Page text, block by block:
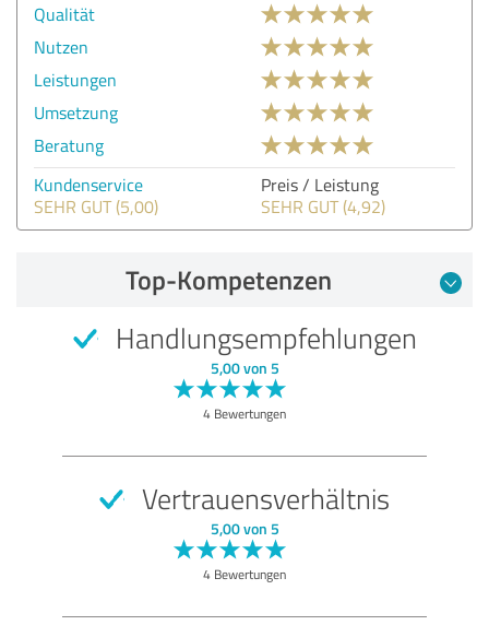
Qualität
Nutzen
Leistungen
Umsetzung
Beratung
Kundenservice
SEHR GUT (5,00)
Preis / Leistung
SEHR GUT (4,92)
Top-Kompetenzen
Handlungsempfehlungen
5,00 von 5
4 Bewertungen
Vertrauensverhältnis
5,00 von 5
4 Bewertungen